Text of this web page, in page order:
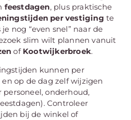
feestdagen, plus praktische
per vestiging te
nog “even snel” naar de
slim wilt plannen vanuit
of Kootwijkerbroek.
kunnen per
op de dag zelf wijzigen
onderhoud,
Controleer
bij de winkel of